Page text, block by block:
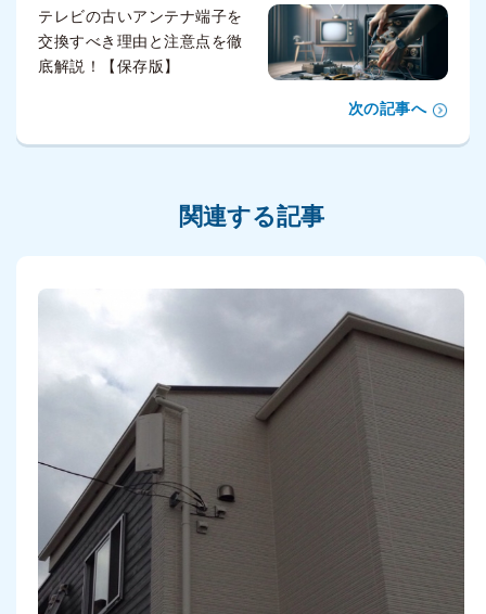
テレビの古いアンテナ端子を
交換すべき理由と注意点を徹
底解説！【保存版】
次の記事へ
関連する記事